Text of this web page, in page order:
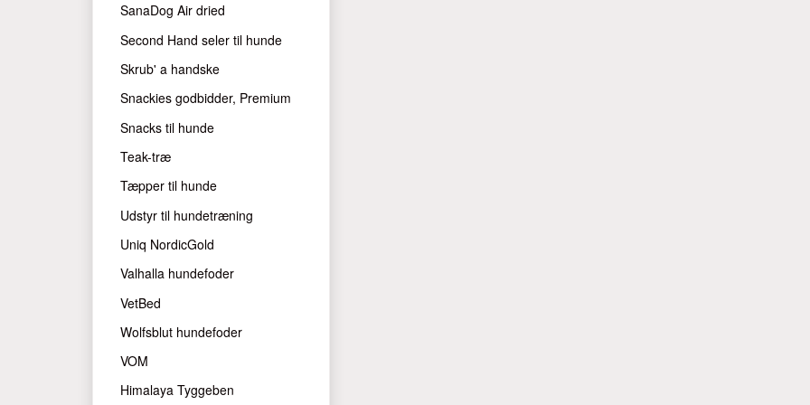
SanaDog Air dried
Second Hand seler til hunde
Skrub' a handske
Snackies godbidder, Premium
Snacks til hunde
Teak-træ
Tæpper til hunde
Udstyr til hundetræning
Uniq NordicGold
Valhalla hundefoder
VetBed
Wolfsblut hundefoder
VOM
Himalaya Tyggeben